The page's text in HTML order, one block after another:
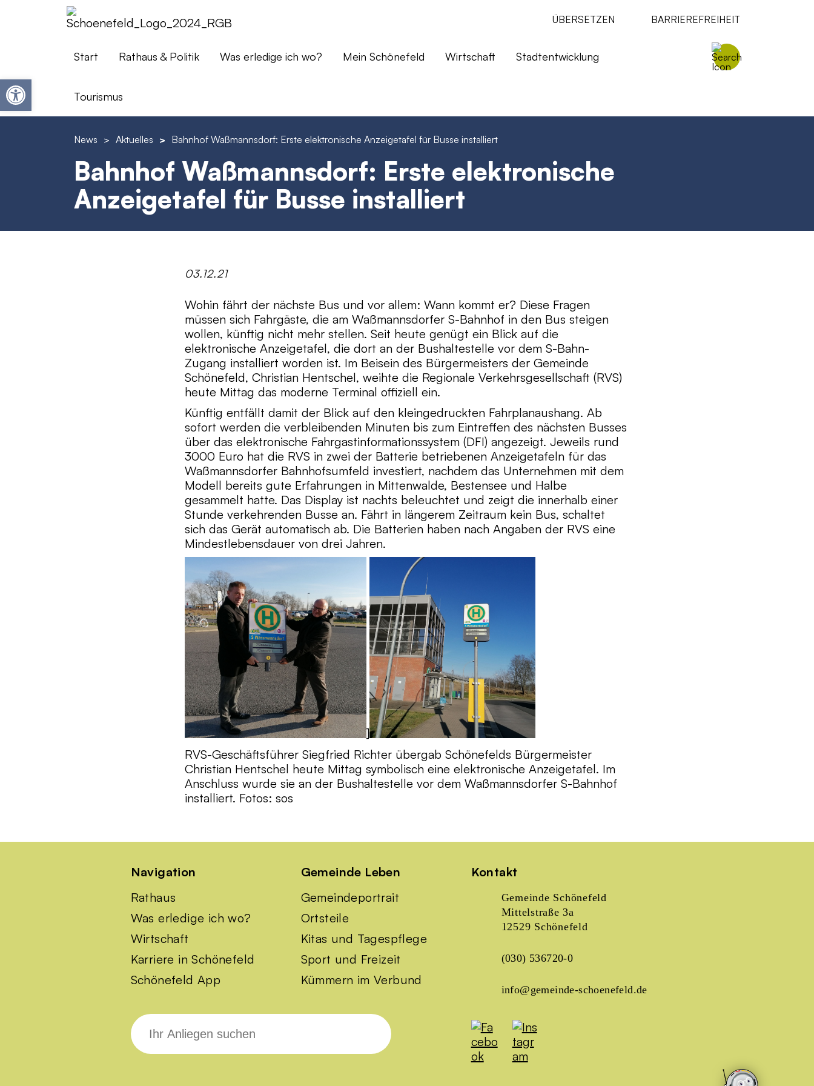
Werkzeugleiste öffnen
ÜBERSETZEN BARRIEREFREIHEIT
Start Rathaus & Politik Was erledige ich wo? Mein Schönefeld Wirtschaft Stadtentwicklung
Tourismus
News > Aktuelles > Bahnhof Waßmannsdorf: Erste elektronische Anzeigetafel für Busse installiert
Bahnhof Waßmannsdorf: Erste elektronische
Anzeigetafel für Busse installiert
03.12.21
Wohin fährt der nächste Bus und vor allem: Wann kommt er? Diese Fragen
müssen sich Fahrgäste, die am Waßmannsdorfer S-Bahnhof in den Bus steigen
wollen, künftig nicht mehr stellen. Seit heute genügt ein Blick auf die
elektronische Anzeigetafel, die dort an der Bushaltestelle vor dem S-Bahn-
Zugang installiert worden ist. Im Beisein des Bürgermeisters der Gemeinde
Schönefeld, Christian Hentschel, weihte die Regionale Verkehrsgesellschaft (RVS)
heute Mittag das moderne Terminal offiziell ein.
Künftig entfällt damit der Blick auf den kleingedruckten Fahrplanaushang. Ab
sofort werden die verbleibenden Minuten bis zum Eintreffen des nächsten Busses
über das elektronische Fahrgastinformationssystem (DFI) angezeigt. Jeweils rund
3000 Euro hat die RVS in zwei der Batterie betriebenen Anzeigetafeln für das
Waßmannsdorfer Bahnhofsumfeld investiert, nachdem das Unternehmen mit dem
Modell bereits gute Erfahrungen in Mittenwalde, Bestensee und Halbe
gesammelt hatte. Das Display ist nachts beleuchtet und zeigt die innerhalb einer
Stunde verkehrenden Busse an. Fährt in längerem Zeitraum kein Bus, schaltet
sich das Gerät automatisch ab. Die Batterien haben nach Angaben der RVS eine
Mindestlebensdauer von drei Jahren.
]
RVS-Geschäftsführer Siegfried Richter übergab Schönefelds Bürgermeister
Christian Hentschel heute Mittag symbolisch eine elektronische Anzeigetafel. Im
Anschluss wurde sie an der Bushaltestelle vor dem Waßmannsdorfer S-Bahnhof
installiert. Fotos: sos
Navigation
Rathaus
Was erledige ich wo?
Wirtschaft
Karriere in Schönefeld
Schönefeld App
Gemeinde Leben
Gemeindeportrait
Ortsteile
Kitas und Tagespflege
Sport und Freizeit
Kümmern im Verbund
Kontakt
Gemeinde Schönefeld
Mittelstraße 3a
12529 Schönefeld
(030) 536720-0
info@gemeinde-schoenefeld.de
Suche
nach: